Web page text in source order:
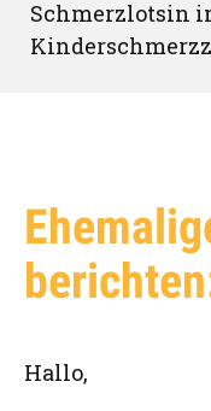
Schmerzlotsin
Hallo,